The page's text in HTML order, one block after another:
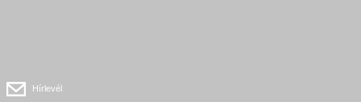
Hírlevél